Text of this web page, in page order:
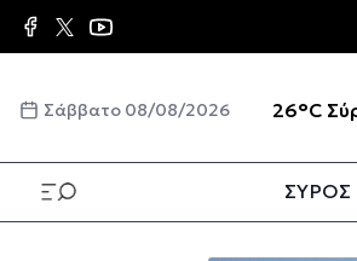
Παράκαμψη
προς
κυρίωςΣάββατο 08/08/2026 26°C
ΣΥΡΟΣ